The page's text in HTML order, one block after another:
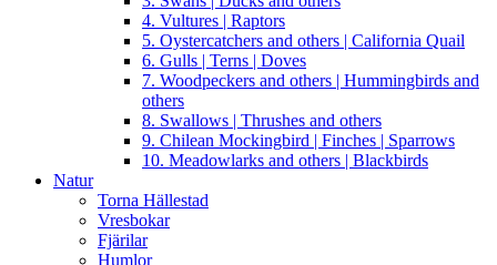
4. Vultures | Raptors
5. Oystercatchers and others | California Quail
6. Gulls | Terns | Doves
7. Woodpeckers and others | Hummingbirds and
others
8. Swallows | Thrushes and others
9. Chilean Mockingbird | Finches | Sparrows
10. Meadowlarks and others | Blackbirds
Natur
Torna Hällestad
Vresbokar
Fjärilar
Humlor